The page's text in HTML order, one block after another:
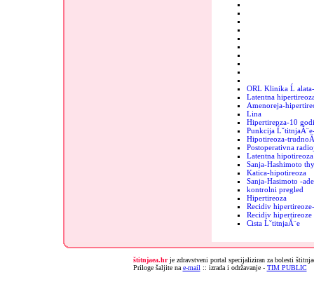
ORL Klinika Ĺ
Latentna
Amenoreja-
Lina
Hipertirepza-10
Punkcija
Hipotireoza-
Postoperativna
Latentna hipotireoza
Sanja-Hashimoto
Katica-hipotireoza
Sanja-Hasimoto -
kontrolni pregled
Hipertireoza
Recidiv
Recidiv hipertireoze
Cista ĹˇtitnjaĂ¨e
štitnjaea.hrje zdravstveni portal specijaliziran za bolesti
Priloge šaljite na e-mail :: izrada i održavanje - TIM PUBLIC